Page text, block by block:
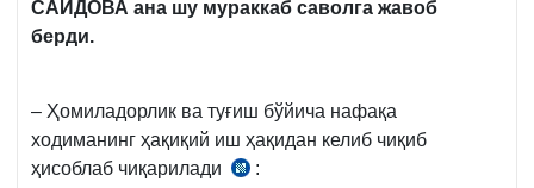
САИДОВА ана шу мураккаб саволга жавоб
берди.
– Ҳомиладорлик ва туғиш бўйича нафақа
ходиманинг ҳақиқий иш ҳақидан келиб чиқиб
ҳисоблаб чиқарилади
14.05.2002
: